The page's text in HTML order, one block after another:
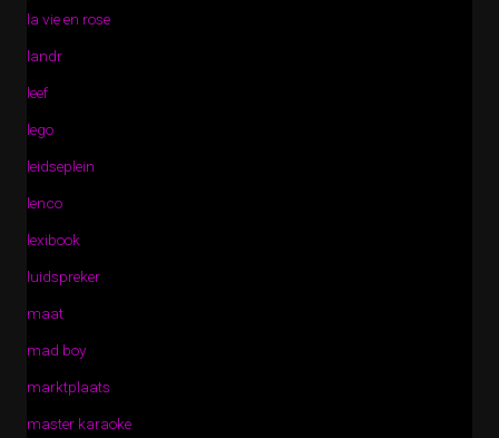
la vie en rose
landr
leef
lego
leidseplein
lenco
lexibook
luidspreker
maat
mad boy
marktplaats
master karaoke